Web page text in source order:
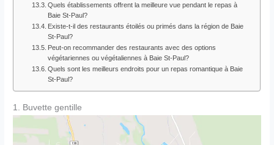
Quels établissements offrent la meilleure vue pendant le repas à
Baie St-Paul?
Existe-t-il des restaurants étoilés ou primés dans la région de Baie
St-Paul?
Peut-on recommander des restaurants avec des options
végétariennes ou végétaliennes à Baie St-Paul?
Quels sont les meilleurs endroits pour un repas romantique à Baie
St-Paul?
1. Buvette gentille